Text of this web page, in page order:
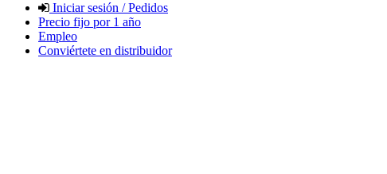
Iniciar sesión / Pedidos
Precio fijo por 1 año
Empleo
Conviértete en distribuidor